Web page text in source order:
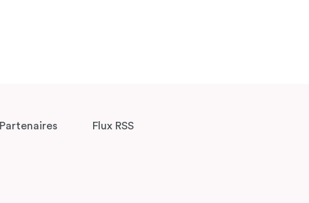
Partenaires Flux RSS